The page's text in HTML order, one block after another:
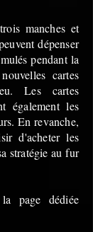
manches et
dépenser
pendant la
cartes
Les cartes
également les
En revanche,
d'acheter les
stratégie au fur
page dédiée